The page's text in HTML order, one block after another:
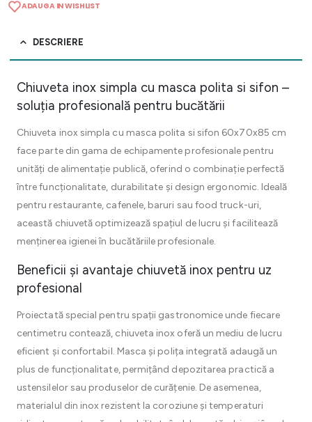
ADAUGA IN WISHLIST
DESCRIERE
Chiuveta inox simpla cu masca polita si sifon –
soluția profesională pentru bucătării
Chiuveta inox simpla cu masca polita si sifon 60x70x85 cm
face parte din gama de echipamente profesionale pentru
unități de alimentație publică, oferind o combinație perfectă
între funcționalitate, durabilitate și design ergonomic. Ideală
pentru restaurante, cafenele, baruri sau food truck-uri,
această chiuvetă optimizează spațiul de lucru și facilitează
menținerea igienei în bucătăriile profesionale.
Beneficii și avantaje chiuvetă inox pentru uz
profesional
Proiectată special pentru spații gastronomice unde fiecare
centimetru contează, chiuveta inox oferă un mediu de lucru
eficient și confortabil. Masca și polița integrată adaugă un
plus de funcționalitate, permițând depozitarea practică a
ustensilelor sau produselor de curățenie. De asemenea,
materialul din inox rezistent la coroziune și temperaturi